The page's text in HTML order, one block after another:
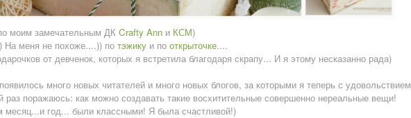
моим замечательным ДК Crafty Ann и КСМ)
меня не похоже....)) по тэжику и по открыточке....
от девченок, которых я встретила благодаря скрапу... И я этому несказанно рада)
много новых читателей и много новых блогов, за которыми я теперь с удовольствием
поражаюсь: как можно создавать такие восхитительные совершенно нереальные вещи!
год... были классными! Я была счастливой!)